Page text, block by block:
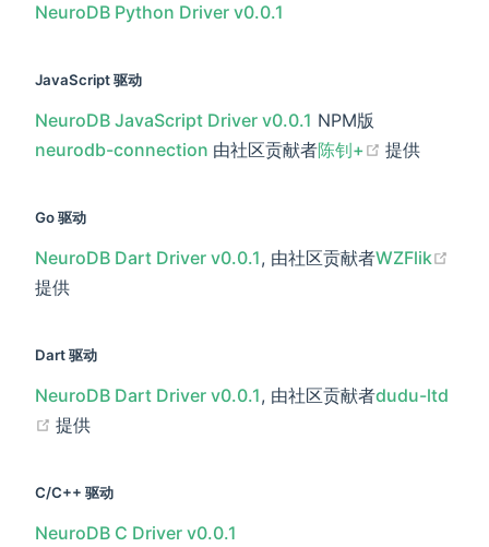
NeuroDB Python Driver v0.0.1
JavaScript 驱动
NeuroDB JavaScript Driver v0.0.1 NPM版
neurodb-connection 由社区贡献者陈钊+ (opens new
提供
Go 驱动
NeuroDB Dart Driver v0.0.1, 由社区贡献者WZFlik
提供
Dart 驱动
NeuroDB Dart Driver v0.0.1, 由社区贡献者dudu-ltd
(opens new window)
提供
C/C++ 驱动
NeuroDB C Driver v0.0.1